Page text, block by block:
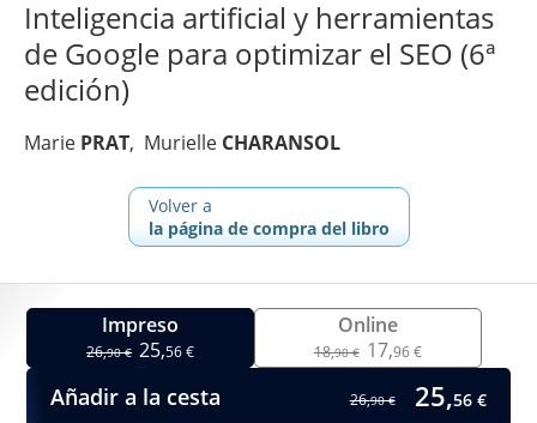
Inteligencia artificial y herramientas
de Google para optimizar el SEO (6ª
edición)
Marie PRAT Murielle CHARANSOL
Volver a
la página de compra del libro
Impreso
26,90 € 25,56 €
Online
18,90 € 17,96 €
Añadir a la cesta 26,90 € 25,56 €